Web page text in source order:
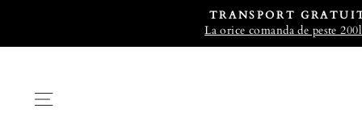
TRANSPORT
La orice comanda de peste